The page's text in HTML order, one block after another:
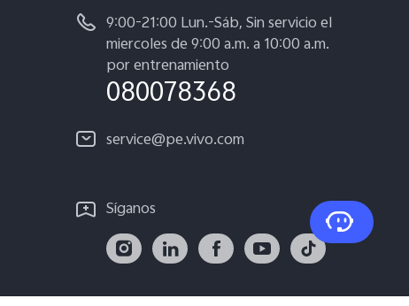
9:00-21:00 Lun.-Sáb, Sin servicio el
miercoles de 9:00 a.m. a 10:00 a.m.
por entrenamiento
080078368
service@pe.vivo.com
Síganos